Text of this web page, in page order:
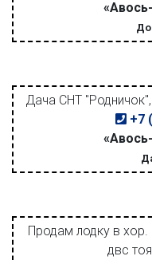
Дача СНТ
+7
Продам лодку в хор.
двс